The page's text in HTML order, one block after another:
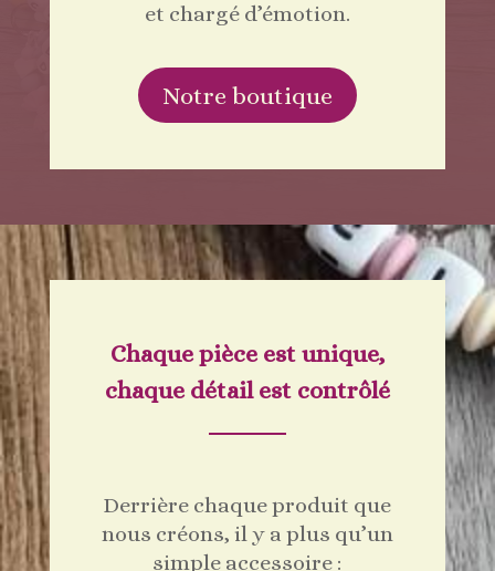
et chargé d’émotion.
Notre boutique
Chaque pièce est unique,
chaque détail est contrôlé
Derrière chaque produit que
nous créons, il y a plus qu’un
simple accessoire :